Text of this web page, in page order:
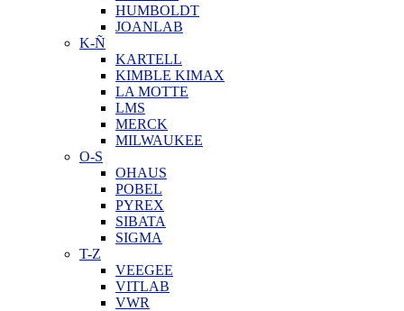
HUMBOLDT
JOANLAB
K-Ñ
KARTELL
KIMBLE KIMAX
LA MOTTE
LMS
MERCK
MILWAUKEE
O-S
OHAUS
POBEL
PYREX
SIBATA
SIGMA
T-Z
VEEGEE
VITLAB
VWR